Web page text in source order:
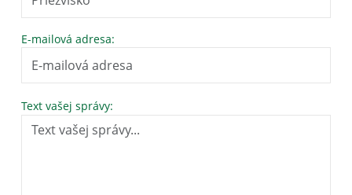
E-mailová adresa:
Text vašej správy: